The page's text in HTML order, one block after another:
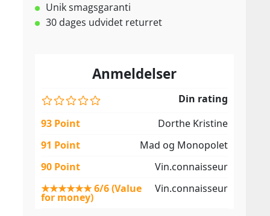
Unik smagsgaranti
30 dages udvidet returret
Anmeldelser
Din rating
93 Point
Dorthe Kristine
91 Point
Mad og Monopolet
90 Point
Vin.connaisseur
★★★★★★ 6/6 (Value
for money)
Vin.connaisseur